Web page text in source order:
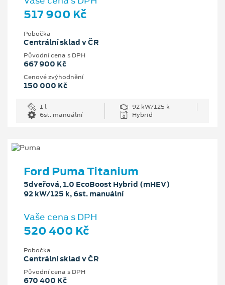
517 900 Kč
Pobočka
Centrální sklad v ČR
Původní cena s DPH
667 900 Kč
Cenové zvýhodnění
150 000 Kč
1 l
92 kW/125 k
6st. manuální
Hybrid
Ford Puma Titanium
5dveřová, 1.0 EcoBoost Hybrid (mHEV)
92 kW/125 k, 6st. manuální
Vaše cena s DPH
520 400 Kč
Pobočka
Centrální sklad v ČR
Původní cena s DPH
670 400 Kč